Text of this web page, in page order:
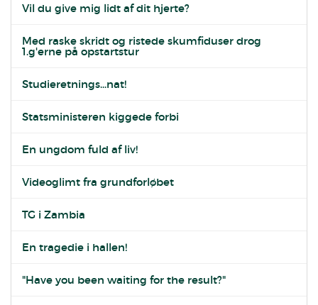
Vil du give mig lidt af dit hjerte?
Med raske skridt og ristede skumfiduser drog
1.g'erne på opstartstur
Studieretnings...nat!
Statsministeren kiggede forbi
En ungdom fuld af liv!
Videoglimt fra grundforløbet
TG i Zambia
En tragedie i hallen!
"Have you been waiting for the result?"